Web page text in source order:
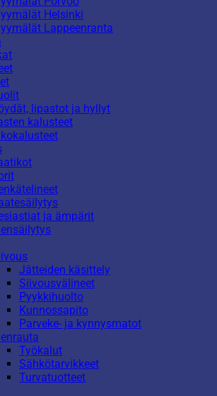
Helsinki
Lappeenranta
lipastot ja hyllyt
kalusteet
ja ämpärit
Jätteiden käsittely
Siivousvälineet
Pyykkihuolto
Kunnossapito
Parveke- ja kynnysmatot
Työkalut
Sähkötarvikkeet
Turvatuotteet